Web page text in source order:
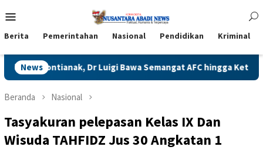
ke
Mobile
Berita Pemerintahan Nasional Pendidikan Kriminal
News
Pontianak, Dr Luigi Bawa Semangat AFC hingga Ketapang
Beranda Nasional
Tasyakuran pelepasan Kelas IX Dan
Wisuda TAHFIDZ Jus 30 Angkatan 1